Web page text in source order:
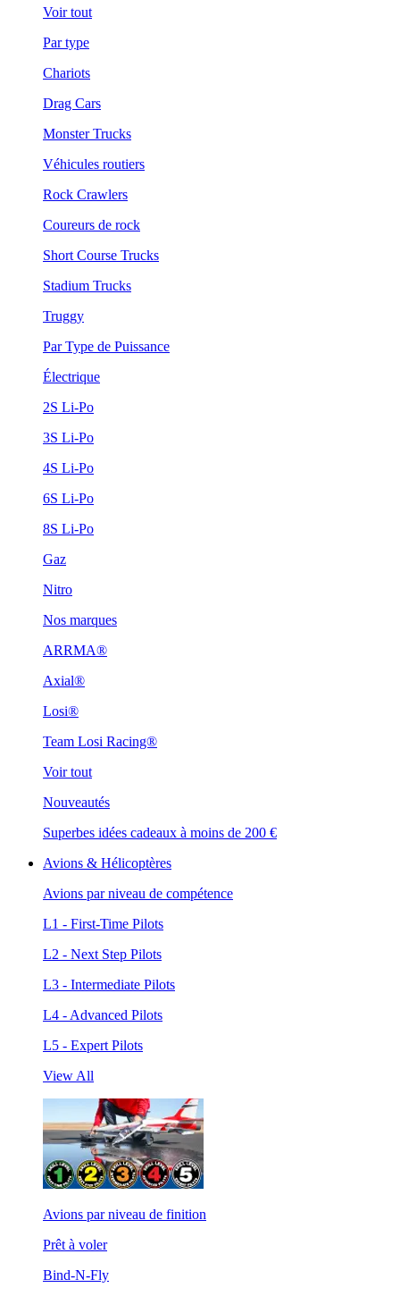
Voir tout
Par type
Chariots
Drag Cars
Monster Trucks
Véhicules routiers
Rock Crawlers
Coureurs de rock
Short Course Trucks
Stadium Trucks
Truggy
Par Type de Puissance
Électrique
2S Li-Po
3S Li-Po
4S Li-Po
6S Li-Po
8S Li-Po
Gaz
Nitro
Nos marques
ARRMA®
Axial®
Losi®
Team Losi Racing®
Voir tout
Nouveautés
Superbes idées cadeaux à moins de 200 €
Avions & Hélicoptères
Avions par niveau de compétence
L1 - First-Time Pilots
L2 - Next Step Pilots
L3 - Intermediate Pilots
L4 - Advanced Pilots
L5 - Expert Pilots
View All
Avions par niveau de finition
Prêt à voler
Bind-N-Fly